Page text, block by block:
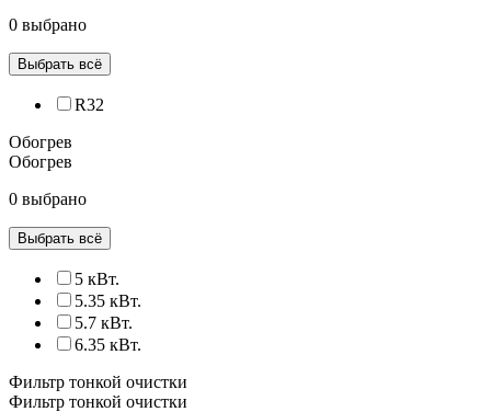
0 выбрано
Выбрать всё
R32
Обогрев
Обогрев
0 выбрано
Выбрать всё
5 кВт.
5.35 кВт.
5.7 кВт.
6.35 кВт.
Фильтр тонкой очистки
Фильтр тонкой очистки